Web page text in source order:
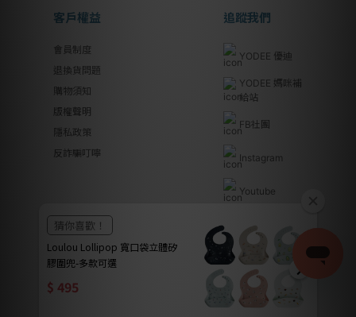
客戶權益
會員制度
退換貨問題
購物須知
版權聲明
隱私政策
反詐騙叮嚀
追蹤我們
YODEE 優迪
YODEE 媽咪補
給站
FB社團
Instagram
Youtube
優迪國際股份有限公司 | YODEE INTERNATIONAL CO., LTD
法律顧問｜瀛睿律師事務所 Copyright 2024 © YODEE優迪